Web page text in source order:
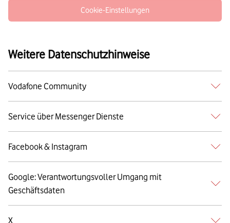
Cookie-Einstellungen
Weitere Datenschutzhinweise
Vodafone Community
Service über Messenger Dienste
Facebook & Instagram
Google: Verantwortungsvoller Umgang mit
Geschäftsdaten
X